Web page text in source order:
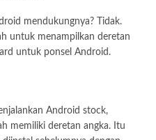
mendukungnya? Tidak.
untuk menampilkan deretan
untuk ponsel Android.
Android stock,
memiliki deretan angka. Itu